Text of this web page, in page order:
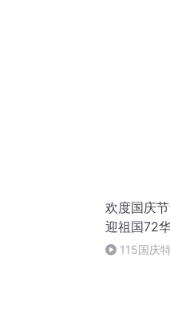
欢度国庆
迎祖国72
115国庆